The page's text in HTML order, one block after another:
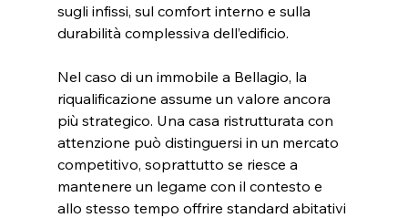
sugli infissi, sul comfort interno e sulla
durabilità complessiva dell’edificio.
Nel caso di un immobile a Bellagio, la
riqualificazione assume un valore ancora
più strategico. Una casa ristrutturata con
attenzione può distinguersi in un mercato
competitivo, soprattutto se riesce a
mantenere un legame con il contesto e
allo stesso tempo offrire standard abitativi